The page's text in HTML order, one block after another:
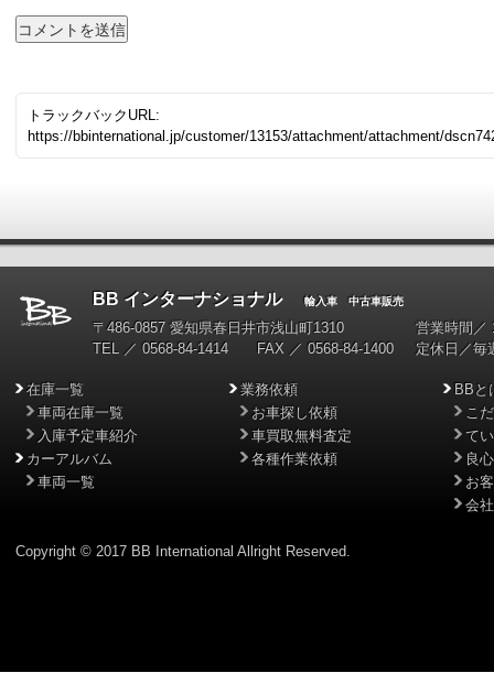
トラックバックURL:
https://bbinternational.jp/customer/13153/attachment/attachment/
BB インターナショナル輸入車 中古車販売
〒486-0857 愛知県春日井市浅山町1310
TEL ／ 0568-84-1414 FAX ／ 0568-84-1400
営業時間／
定休日／毎
在庫一覧
車両在庫一覧
入庫予定車紹介
カーアルバム
車両一覧
業務依頼
お車探し依頼
車買取無料査定
各種作業依頼
BBと
こ
て
良
お
会
Copyright © 2017 BB International Allright Reserved.